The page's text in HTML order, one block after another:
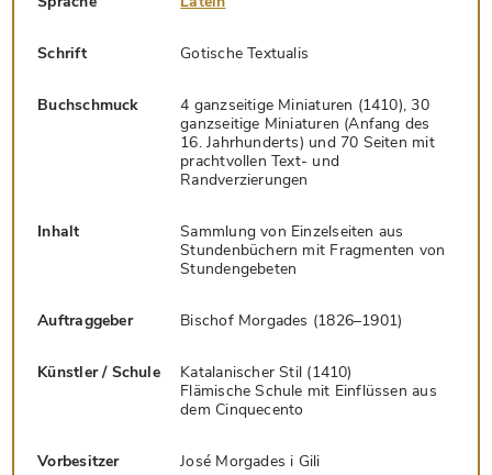
Schrift Gotische Textualis
Buchschmuck
4 ganzseitige Miniaturen (1410), 30
ganzseitige Miniaturen (Anfang des
16. Jahrhunderts) und 70 Seiten mit
prachtvollen Text- und
Randverzierungen
Inhalt
Sammlung von Einzelseiten aus
Stundenbüchern mit Fragmenten von
Stundengebeten
Auftraggeber Bischof Morgades (1826–1901)
Künstler / Schule
Katalanischer Stil (1410)
Flämische Schule mit Einflüssen aus
dem Cinquecento
Vorbesitzer José Morgades i Gili